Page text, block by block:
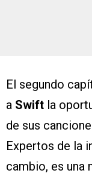
El segundo
a Swift la
de sus
Expertos de la
cambio, es una